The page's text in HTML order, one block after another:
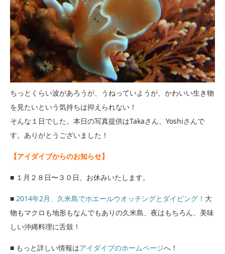
ちっとくらい波があろうが、うねっていようが、かわいい生き物
を見たいという気持ちは抑えられない！
そんな１日でした。本日の写真提供はTakaさん、Yoshiさんで
す。ありがとうございました！
【アイダイブからのお知らせ】
■ １月２８日〜３０日、お休みいたします。
■ 2014年2月、久米島でホエールウオッチングとダイビング！ 大
物もマクロも地形もなんでもありの久米島、夜はもちろん、美味
しい沖縄料理に舌鼓！
■ もっと詳しい情報はアイダイブのホームページへ！